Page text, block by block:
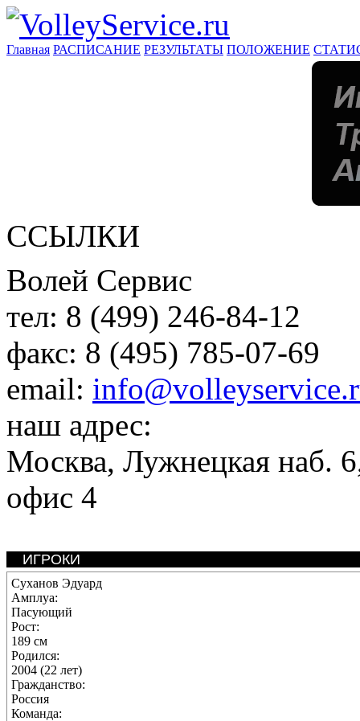
Главная РАСПИСАНИЕ РЕЗУЛЬТАТЫ ПОЛОЖЕНИЕ
ССЫЛКИ
Волей Сервис
тел: 8 (499) 246-84-12
факс: 8 (495) 785-07-69
email:
наш адрес:
Москва, Лужнецкая наб.
офис 4
ИГРОКИ
Суханов Эдуард
Амплуа:
Пасующий
Рост:
189 см
Родился:
2004 (22 лет)
Гражданство:
Россия
Команда: